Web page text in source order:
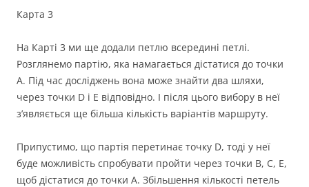
Карта 3
На Карті 3 ми ще додали петлю всередині петлі.
Розглянемо партію, яка намагається дістатися до точки
A. Під час досліджень вона може знайти два шляхи,
через точки D і E відповідно. І після цього вибору в неї
зʼявляється ще більша кількість варіантів маршруту.
Припустимо, що партія перетинає точку D, тоді у неї
буде можливість спробувати пройти через точки B, C, E,
щоб дістатися до точки A. Збільшення кількості петель